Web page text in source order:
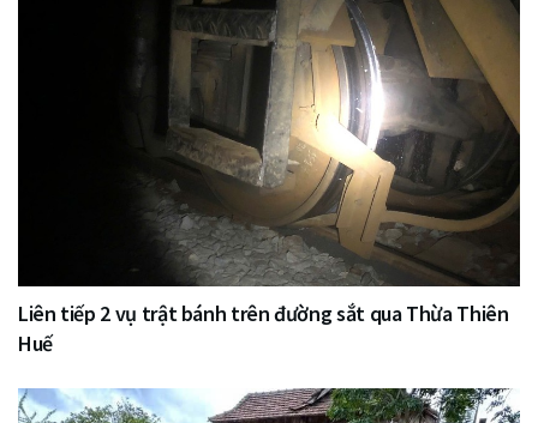
Liên tiếp 2 vụ trật bánh trên đường sắt qua Thừa Thiên
Huế